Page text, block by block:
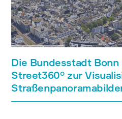
Die Bundesstadt
Street360° zur